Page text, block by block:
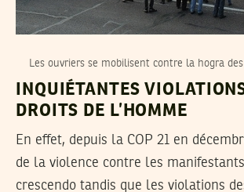
Les ouvriers se mobilisent contre la hogra
INQUIÉTANTES
DROITS DE L’HOMME
En effet, depuis la COP 21 en
de la violence contre les
crescendo tandis que les violations